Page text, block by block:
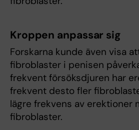
Kroppen anpassar sig
Forskarna kunde även visa
fibroblaster i penisen
frekvent försöksdjuren har
frekvent desto fler
lägre frekvens av erektioner
fibroblaster.